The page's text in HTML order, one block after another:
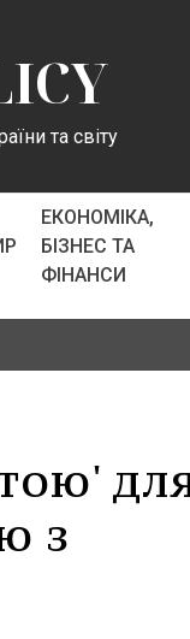
та світу
ЕКОНОМІКА,
БІЗНЕС ТА
ФІНАНСИ
з